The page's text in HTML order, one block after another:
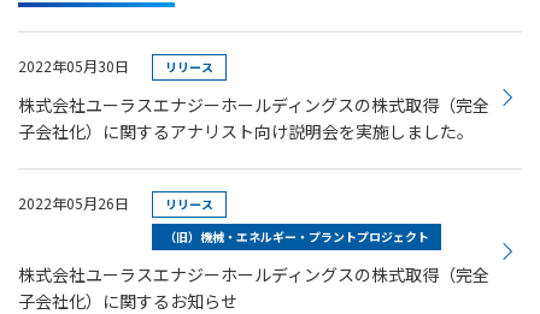
2022年05月30日 リリース
株式会社ユーラスエナジーホールディングスの株式取得（完全
子会社化）に関するアナリスト向け説明会を実施しました。
2022年05月26日
リリース
（旧）機械・エネルギー・プラントプロジェクト
株式会社ユーラスエナジーホールディングスの株式取得（完全
子会社化）に関するお知らせ